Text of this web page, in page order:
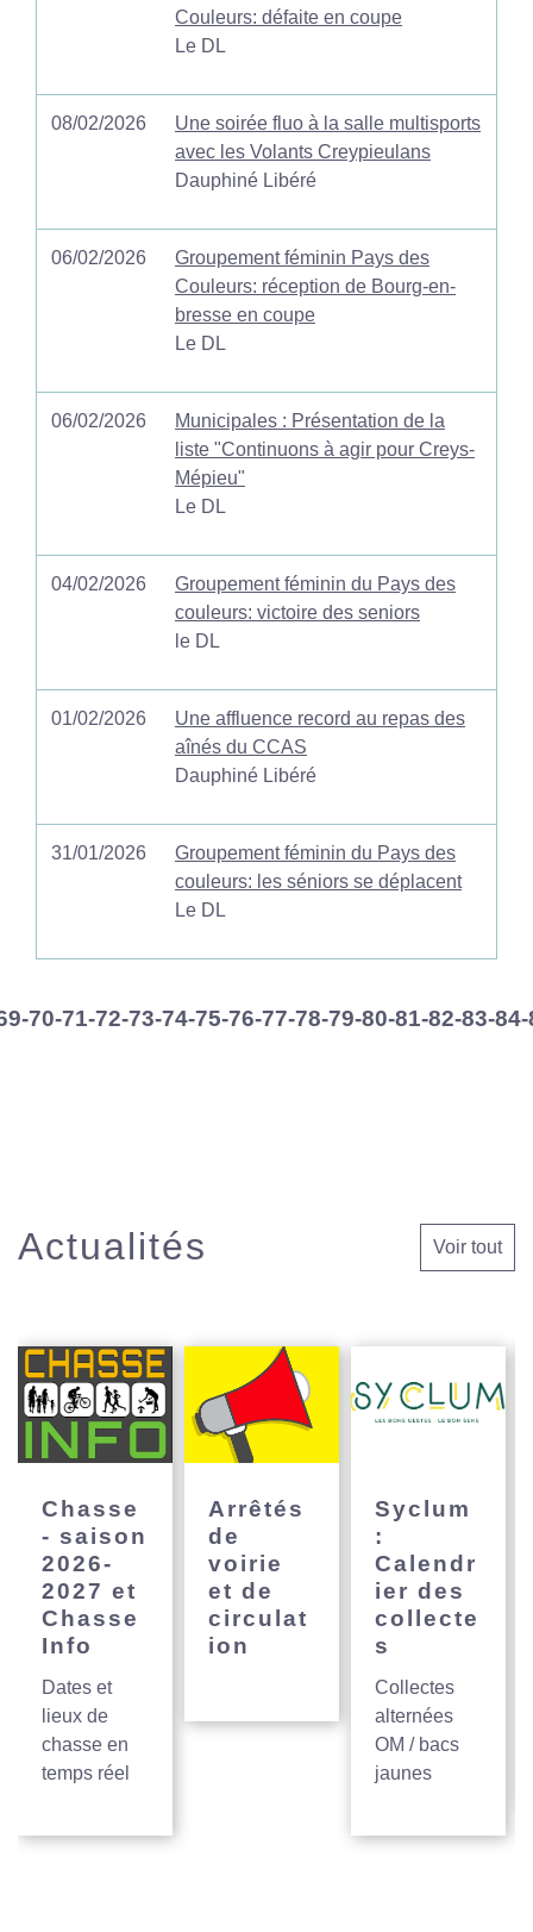
Couleurs: défaite en coupe
Le DL
08/02/2026
Une soirée fluo à la salle multisports
avec les Volants Creypieulans
Dauphiné Libéré
06/02/2026
Groupement féminin Pays des
Couleurs: réception de Bourg-en-
bresse en coupe
Le DL
06/02/2026
Municipales : Présentation de la
liste "Continuons à agir pour Creys-
Mépieu"
Le DL
04/02/2026
Groupement féminin du Pays des
couleurs: victoire des seniors
le DL
01/02/2026
Une affluence record au repas des
aînés du CCAS
Dauphiné Libéré
31/01/2026
Groupement féminin du Pays des
couleurs: les séniors se déplacent
Le DL
-70-71-72-73-74-75-76-77-78-79-80-81-82-83-84-
Actualités Voir tout
Chasse
- saison
2026-
2027 et
Chasse
Info
Dates et
lieux de
chasse en
temps réel
Arrêtés
de
voirie
et de
circulat
ion
Syclum
:
Calendr
ier des
collecte
s
Collectes
alternées
OM / bacs
jaunes